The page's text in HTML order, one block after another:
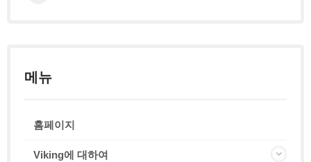
메뉴
홈페이지
Viking에 대하여